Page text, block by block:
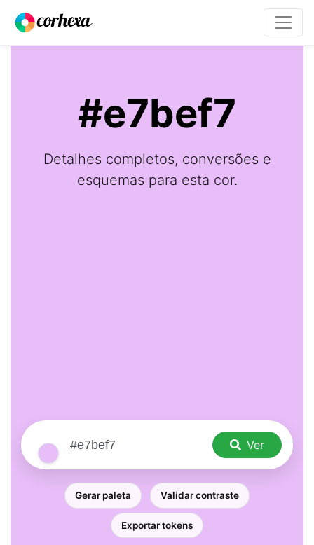
#e7bef7
Detalhes completos, conversões e
esquemas para esta cor.
Ver
Gerar paleta Validar contraste
Exportar tokens